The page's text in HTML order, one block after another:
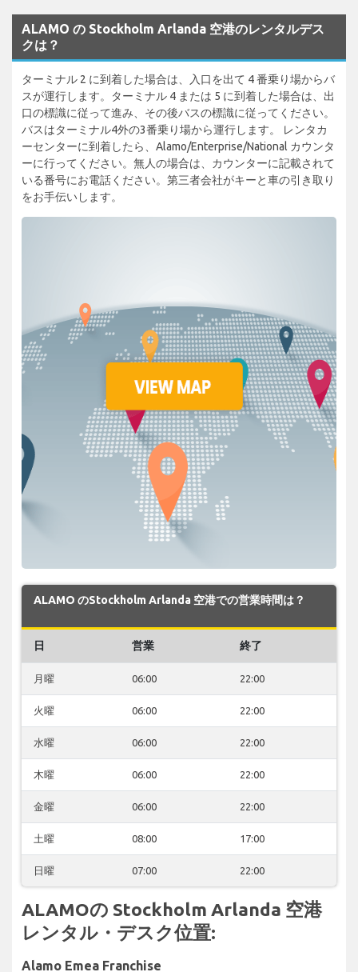
ALAMO の Stockholm Arlanda 空港のレンタルデス
クは？
ターミナル 2 に到着した場合は、入口を出て 4 番乗り場からバ
スが運行します。ターミナル 4 または 5 に到着した場合は、出
口の標識に従って進み、その後バスの標識に従ってください。
バスはターミナル4外の3番乗り場から運行します。 レンタカ
ーセンターに到着したら、Alamo/Enterprise/National カウンタ
ーに行ってください。無人の場合は、カウンターに記載されて
いる番号にお電話ください。第三者会社がキーと車の引き取り
をお手伝いします。
ALAMO のStockholm Arlanda 空港での営業時間は？
日 営業 終了
月曜 06:00 22:00
火曜 06:00 22:00
水曜 06:00 22:00
木曜 06:00 22:00
金曜 06:00 22:00
土曜 08:00 17:00
日曜 07:00 22:00
ALAMOの Stockholm Arlanda 空港
レンタル・デスク位置:
Alamo Emea Franchise